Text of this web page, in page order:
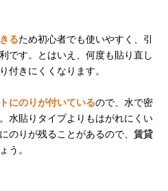
るため初心者でも使いやすく、引
です。とはいえ、何度も貼り直し
付きにくくなります。
にのりが付いているので、水で密
水貼りタイプよりもはがれにくい
のりが残ることがあるので、 賃貸
う。